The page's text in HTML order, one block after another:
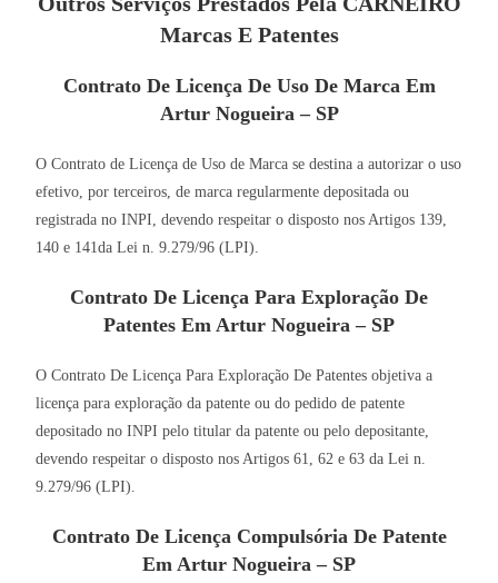
Marcas E Patentes
Contrato De Licença De Uso De Marca Em
Artur Nogueira – SP
O Contrato de Licença de Uso de Marca se destina a autorizar o uso
efetivo, por terceiros, de marca regularmente depositada ou
registrada no INPI, devendo respeitar o disposto nos Artigos 139,
140 e 141da Lei n. 9.279/96 (LPI).
Contrato De Licença Para Exploração De
Patentes Em Artur Nogueira – SP
O Contrato De Licença Para Exploração De Patentes objetiva a
licença para exploração da patente ou do pedido de patente
depositado no INPI pelo titular da patente ou pelo depositante,
devendo respeitar o disposto nos Artigos 61, 62 e 63 da Lei n.
9.279/96 (LPI).
Contrato De Licença Compulsória De Patente
Em Artur Nogueira – SP